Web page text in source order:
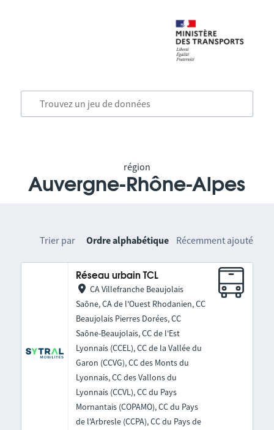
région
Auvergne-Rhône-Alpes
Trier par Ordre alphabétique Récemment ajouté
Réseau urbain TCL
CA Villefranche Beaujolais
Saône, CA de l'Ouest Rhodanien, CC
Beaujolais Pierres Dorées, CC
Saône-Beaujolais, CC de l'Est
Lyonnais (CCEL), CC de la Vallée du
Garon (CCVG), CC des Monts du
Lyonnais, CC des Vallons du
Lyonnais (CCVL), CC du Pays
Mornantais (COPAMO), CC du Pays
de l'Arbresle (CCPA), CC du Pays de